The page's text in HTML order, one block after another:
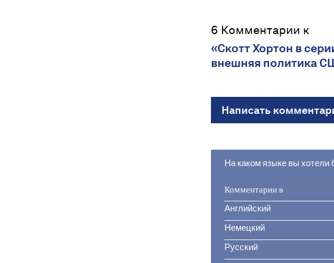
6 Комментарии к
«Скотт Хортон в
внешняя политика
Написать
На каком языке вы хотели
Комментарии в
Английский
Немецкий
Русский